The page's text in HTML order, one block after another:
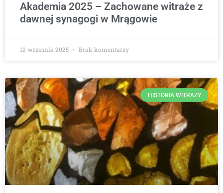
Akademia 2025 – Zachowane witraże z
dawnej synagogi w Mrągowie
12 września 2025 Brak komentarzy
HISTORIA WITRAŻY